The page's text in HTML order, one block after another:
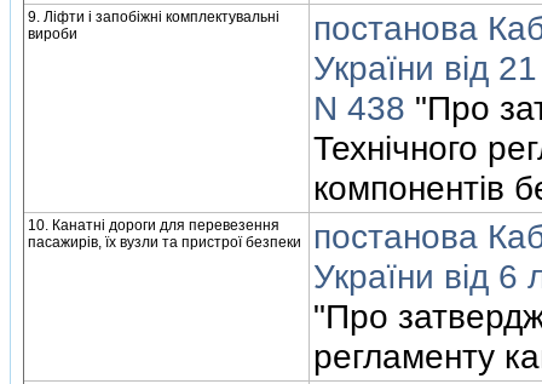
9. Лiфти i запобiжнi комплектувальнi
вироби
постанова
України вiд
N 438 "Про
Технiчного
компонентiв
10. Канатнi дороги для перевезення
пасажирiв, їх вузли та пристрої безпеки
постанова
України вiд 6
"Про
регламенту